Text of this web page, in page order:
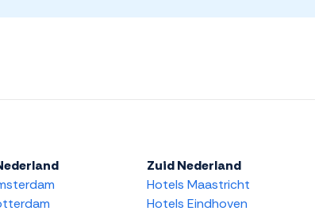
Zuid Nederland
Hotels Maastricht
Hotels Eindhoven